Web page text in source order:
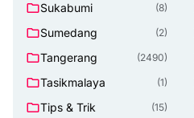
Sukabumi (8)
Sumedang (2)
Tangerang (2490)
Tasikmalaya (1)
Tips & Trik (15)